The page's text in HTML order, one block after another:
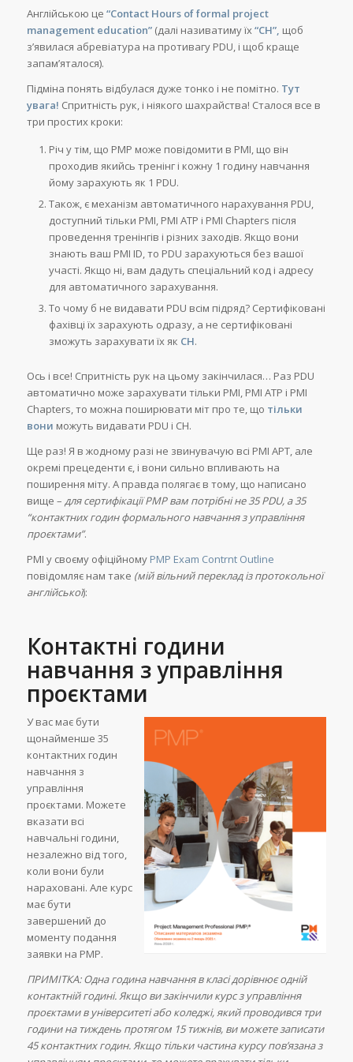
Англійською це “Contact Hours of formal project
management education”(далі називатиму їх“CH”, щоб
з’явилася абревіатура на противагу PDU, і щоб краще
запам’яталося).
Підміна понять відбулася дуже тонко і не помітно. Тут
увага! Спритність рук, і ніякого шахрайства! Сталося все в
три простих кроки:
Річ у тім, що PMP може повідомити в PMI, що він
проходив якийсь тренінг і кожну 1 годину навчання
йому зарахують як 1 PDU.
Також, є механізм автоматичного нарахування PDU,
доступний тільки PMI, PMI ATP і PMI Chapters після
проведення тренінгів і різних заходів. Якщо вони
знають ваш PMI ID, то PDU зарахуються без вашої
участі. Якщо ні, вам дадуть спеціальний код і адресу
для автоматичного зарахування.
То чому б не видавати PDU всім підряд? Сертифіковані
фахівці їх зарахують одразу, а не сертифіковані
зможуть зарахувати їх як CH.
Ось і все! Спритність рук на цьому закінчилася… Раз PDU
автоматично може зарахувати тільки PMI, PMI ATP і PMI
Chapters, то можна поширювати міт про те, що тільки
вони можуть видавати PDU і CH.
Ще раз! Я в жодному разі не звинувачую всі PMI APT, але
окремі прецеденти є, і вони сильно впливають на
поширення міту. А правда полягає в тому, що написано
вище – для сертифікації PMP вам потрібні не 35 PDU, а 35
“контактних годин формального навчання з управління
проєктами”.
PMI у своєму офіційному PMP Exam Contrnt Outline
повідомляє нам таке (мій вільний переклад із протокольної
англійської):
Контактні години
навчання з управління
проєктами
У вас має бути
щонайменше 35
контактних годин
навчання з
управління
проєктами. Можете
вказати всі
навчальні години,
незалежно від того,
коли вони були
нараховані. Але курс
має бути
завершений до
моменту подання
заявки на PMP.
ПРИМІТКА: Одна година навчання в класі дорівнює одній
контактній годині. Якщо ви закінчили курс з управління
проєктами в університеті або коледжі, який проводився три
години на тиждень протягом 15 тижнів, ви можете записати
45 контактних годин. Якщо тільки частина курсу пов’язана з